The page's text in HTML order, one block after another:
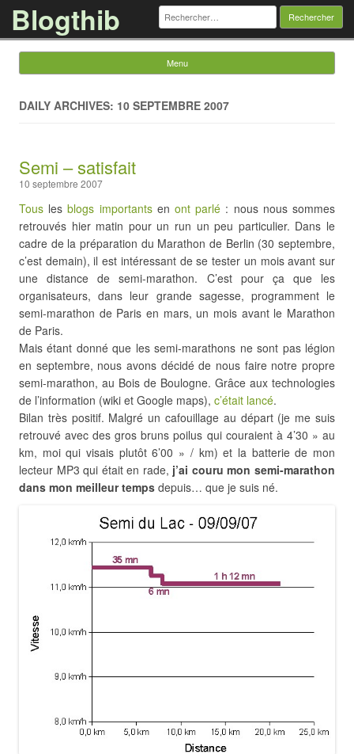
Blogthib Rechercher :
Menu
DAILY ARCHIVES: 10 SEPTEMBRE 2007
Semi – satisfait
10 septembre 2007
Tous lesblogs importantsenont parlé : nous nous sommes
retrouvés hier matin pour un run un peu particulier. Dans le
cadre de la préparation du Marathon de Berlin (30 septembre,
c’est demain), il est intéressant de se tester un mois avant sur
une distance de semi-marathon. C’est pour ça que les
organisateurs, dans leur grande sagesse, programment le
semi-marathon de Paris en mars, un mois avant le Marathon
de Paris.
Mais étant donné que les semi-marathons ne sont pas légion
en septembre, nous avons décidé de nous faire notre propre
semi-marathon, au Bois de Boulogne. Grâce aux technologies
de l’information (wiki et Google maps), c’était lancé.
Bilan très positif. Malgré un cafouillage au départ (je me suis
retrouvé avec des gros bruns poilus qui couraient à 4’30 » au
km, moi qui visais plutôt 6’00 » / km) et la batterie de mon
lecteur MP3 qui était en rade, j’ai couru mon semi-marathon
dans mon meilleur temps depuis… que je suis né.